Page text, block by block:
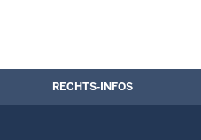
RECHTS-INFOS